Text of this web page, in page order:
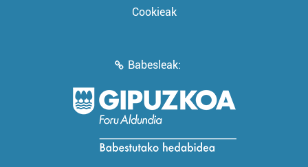
Cookieak
Babesleak: